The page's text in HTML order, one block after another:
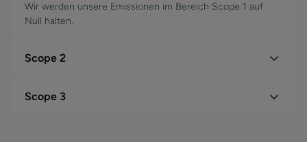
Wir werden unsere Emissionen im Bereich Scope 1 auf
Null halten.
Scope 2
Scope 3